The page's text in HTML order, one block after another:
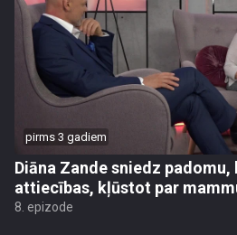
pirms 3 gadiem
Diāna Zande sniedz padomu,
attiecības, kļūstot par
8. epizode